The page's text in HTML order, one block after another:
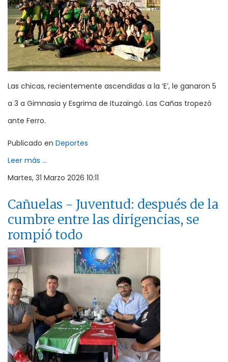
Las chicas, recientemente ascendidas a la ‘E’, le ganaron 5
a 3 a Gimnasia y Esgrima de Ituzaingó. Las Cañas tropezó
ante Ferro.
Publicado en Deportes
Leer más ...
Martes, 31 Marzo 2026 10:11
Cañuelas - Juventud: después de la
cumbre entre las dirigencias, se
rompió todo